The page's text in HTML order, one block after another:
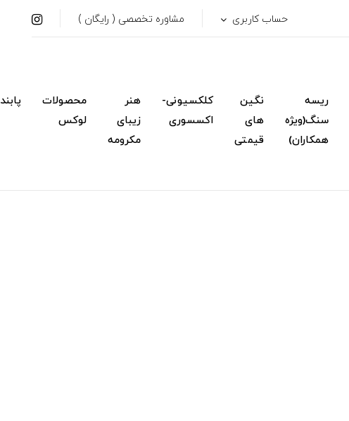
حساب کاربری مشاوره تخصصی ( رایگان )
ریسه
سنگ(ویژه
همکاران)
نگین
های
قیمتی
کلکسیونی-
اکسسوری
هنر
زیبای
مکرومه
محصولات
لوکس